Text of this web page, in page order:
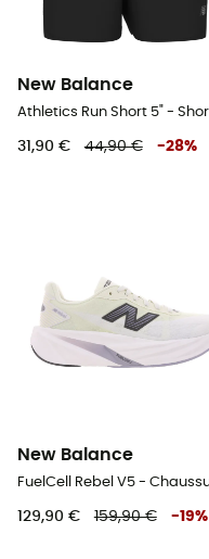
New Balance
31,90 € 44,90 € -28%
New Balance
129,90 € 159,90 € -19%